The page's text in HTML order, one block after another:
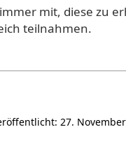
mit, diese zu
teilnahmen.
27.